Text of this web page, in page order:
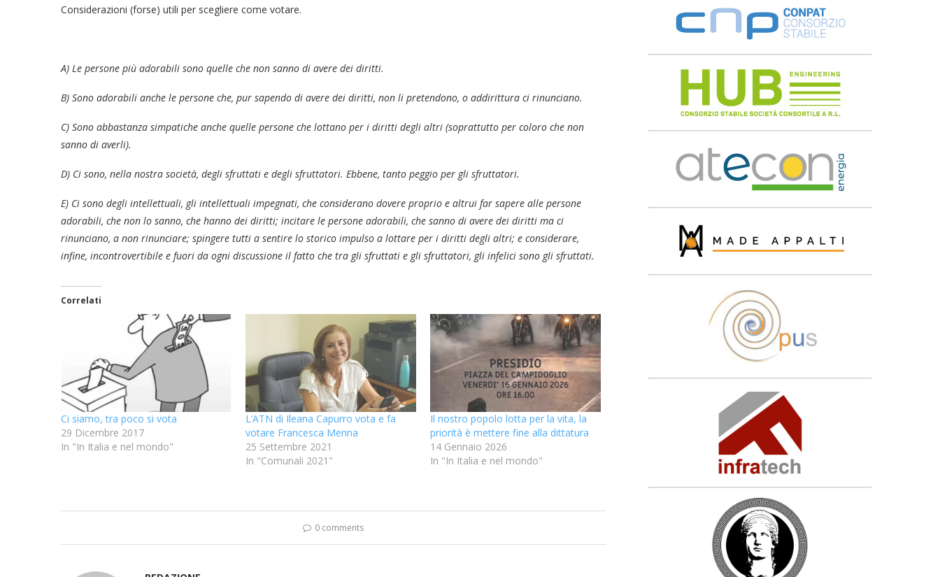
Considerazioni (forse) utili per scegliere come votare.
A) Le persone più adorabili sono quelle che non sanno di avere dei diritti.
B) Sono adorabili anche le persone che, pur sapendo di avere dei diritti, non li pretendono, o addirittura ci rinunciano.
C) Sono abbastanza simpatiche anche quelle persone che lottano per i diritti degli altri (soprattutto per coloro che non
sanno di averli).
D) Ci sono, nella nostra società, degli sfruttati e degli sfruttatori. Ebbene, tanto peggio per gli sfruttatori.
E) Ci sono degli intellettuali, gli intellettuali impegnati, che considerano dovere proprio e altrui far sapere alle persone
adorabili, che non lo sanno, che hanno dei diritti; incitare le persone adorabili, che sanno di avere dei diritti ma ci
rinunciano, a non rinunciare; spingere tutti a sentire lo storico impulso a lottare per i diritti degli altri; e considerare,
infine, incontrovertibile e fuori da ogni discussione il fatto che tra gli sfruttati e gli sfruttatori, gli infelici sono gli sfruttati.
Correlati
Ci siamo, tra poco si vota
29 Dicembre 2017
In "In Italia e nel mondo"
L’ATN di Ileana Capurro vota e fa
votare Francesca Menna
25 Settembre 2021
In "Comunali 2021"
Il nostro popolo lotta per la vita, la
priorità è mettere fine alla dittatura
14 Gennaio 2026
In "In Italia e nel mondo"
0 comments